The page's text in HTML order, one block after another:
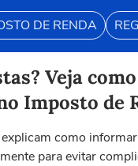
DE RENDA
Veja
Imposto de
como
para evitar